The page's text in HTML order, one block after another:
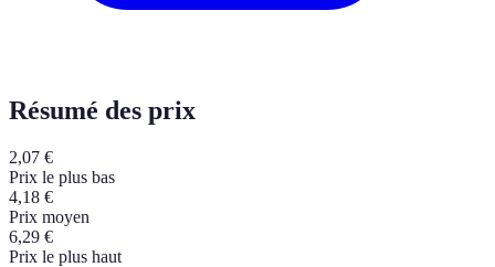
Résumé des prix
2,07 €
Prix le plus bas
4,18 €
Prix moyen
6,29 €
Prix le plus haut